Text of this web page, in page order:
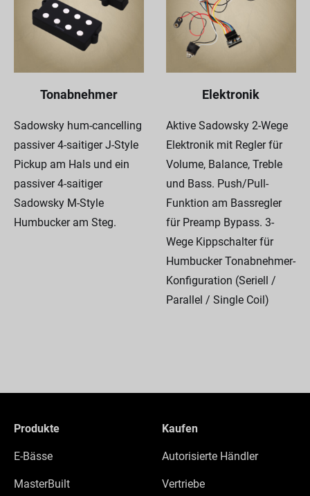
Tonabnehmer
Sadowsky hum-cancelling
passiver 4-saitiger J-Style
Pickup am Hals und ein
passiver 4-saitiger
Sadowsky M-Style
Humbucker am Steg.
Elektronik
Aktive Sadowsky 2-Wege
Elektronik mit Regler für
Volume, Balance, Treble
und Bass. Push/Pull-
Funktion am Bassregler
für Preamp Bypass. 3-
Wege Kippschalter für
Humbucker Tonabnehmer-
Konfiguration (Seriell /
Parallel / Single Coil)
Produkte
E-Bässe
MasterBuilt
Kaufen
Autorisierte Händler
Vertriebe